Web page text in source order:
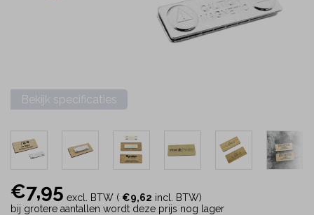
Bekijk specificaties
€7,95 excl. BTW ( €9,62 incl. BTW)
bij grotere aantallen wordt deze prijs nog lager